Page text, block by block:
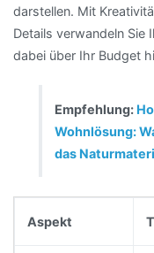
darstellen. Mit
Details verwandeln Sie
dabei über Ihr Budget
Empfehlung:
Wohnlösung:
das
Aspekt